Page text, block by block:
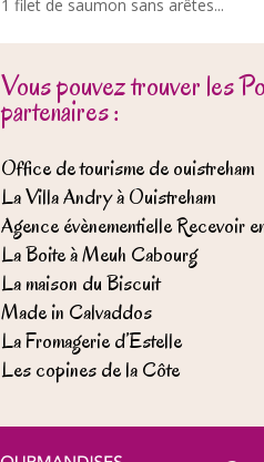
1 filet de saumon sans arêtes...
Vous pouvez trouver les
partenaires :
Office de tourisme de ouistreham
La Villa Andry à Ouistreham
Agence évènementielle Recevoir
La Boite à Meuh Cabourg
La maison du Biscuit
Made in Calvaddos
La Fromagerie d’Estelle
Les copines de la Côte